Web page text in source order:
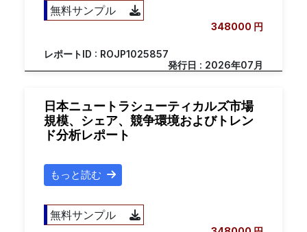
無料サンプル
348000 円
レポートID : ROJP1025857
発行日 : 2026年07月
日本ニュートラシューティカルズ市場
規模、シェア、競争環境およびトレン
ド分析レポート
もっと読む
無料サンプル